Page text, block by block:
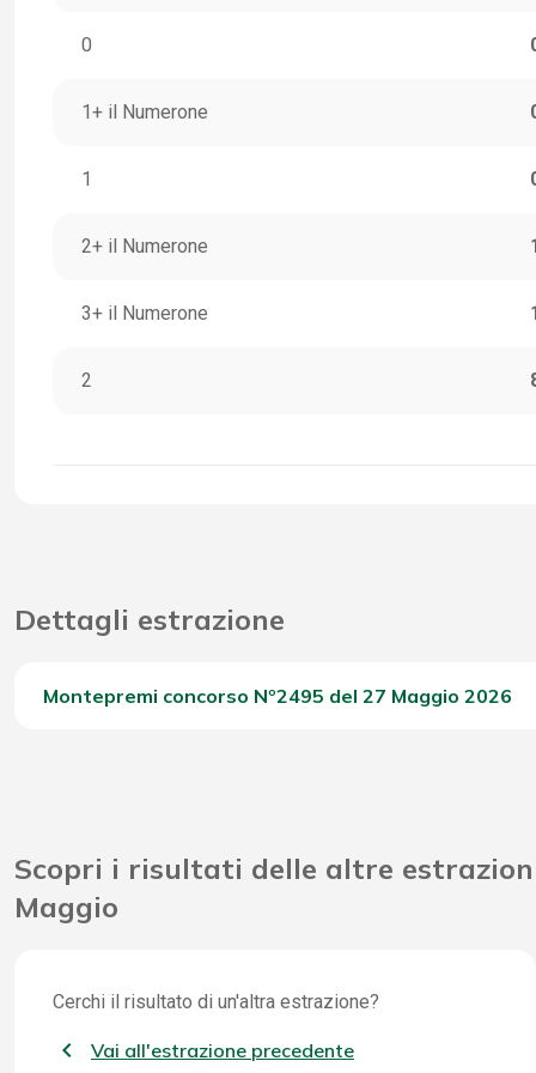
0
1+ il Numerone
1
2+ il Numerone
3+ il Numerone
2
Dettagli estrazione
Montepremi concorso Nº2495 del 27 Maggio 2026
Scopri i risultati delle altre
Maggio
Cerchi il risultato di un'altra estrazione?
Vai all'estrazione precedente